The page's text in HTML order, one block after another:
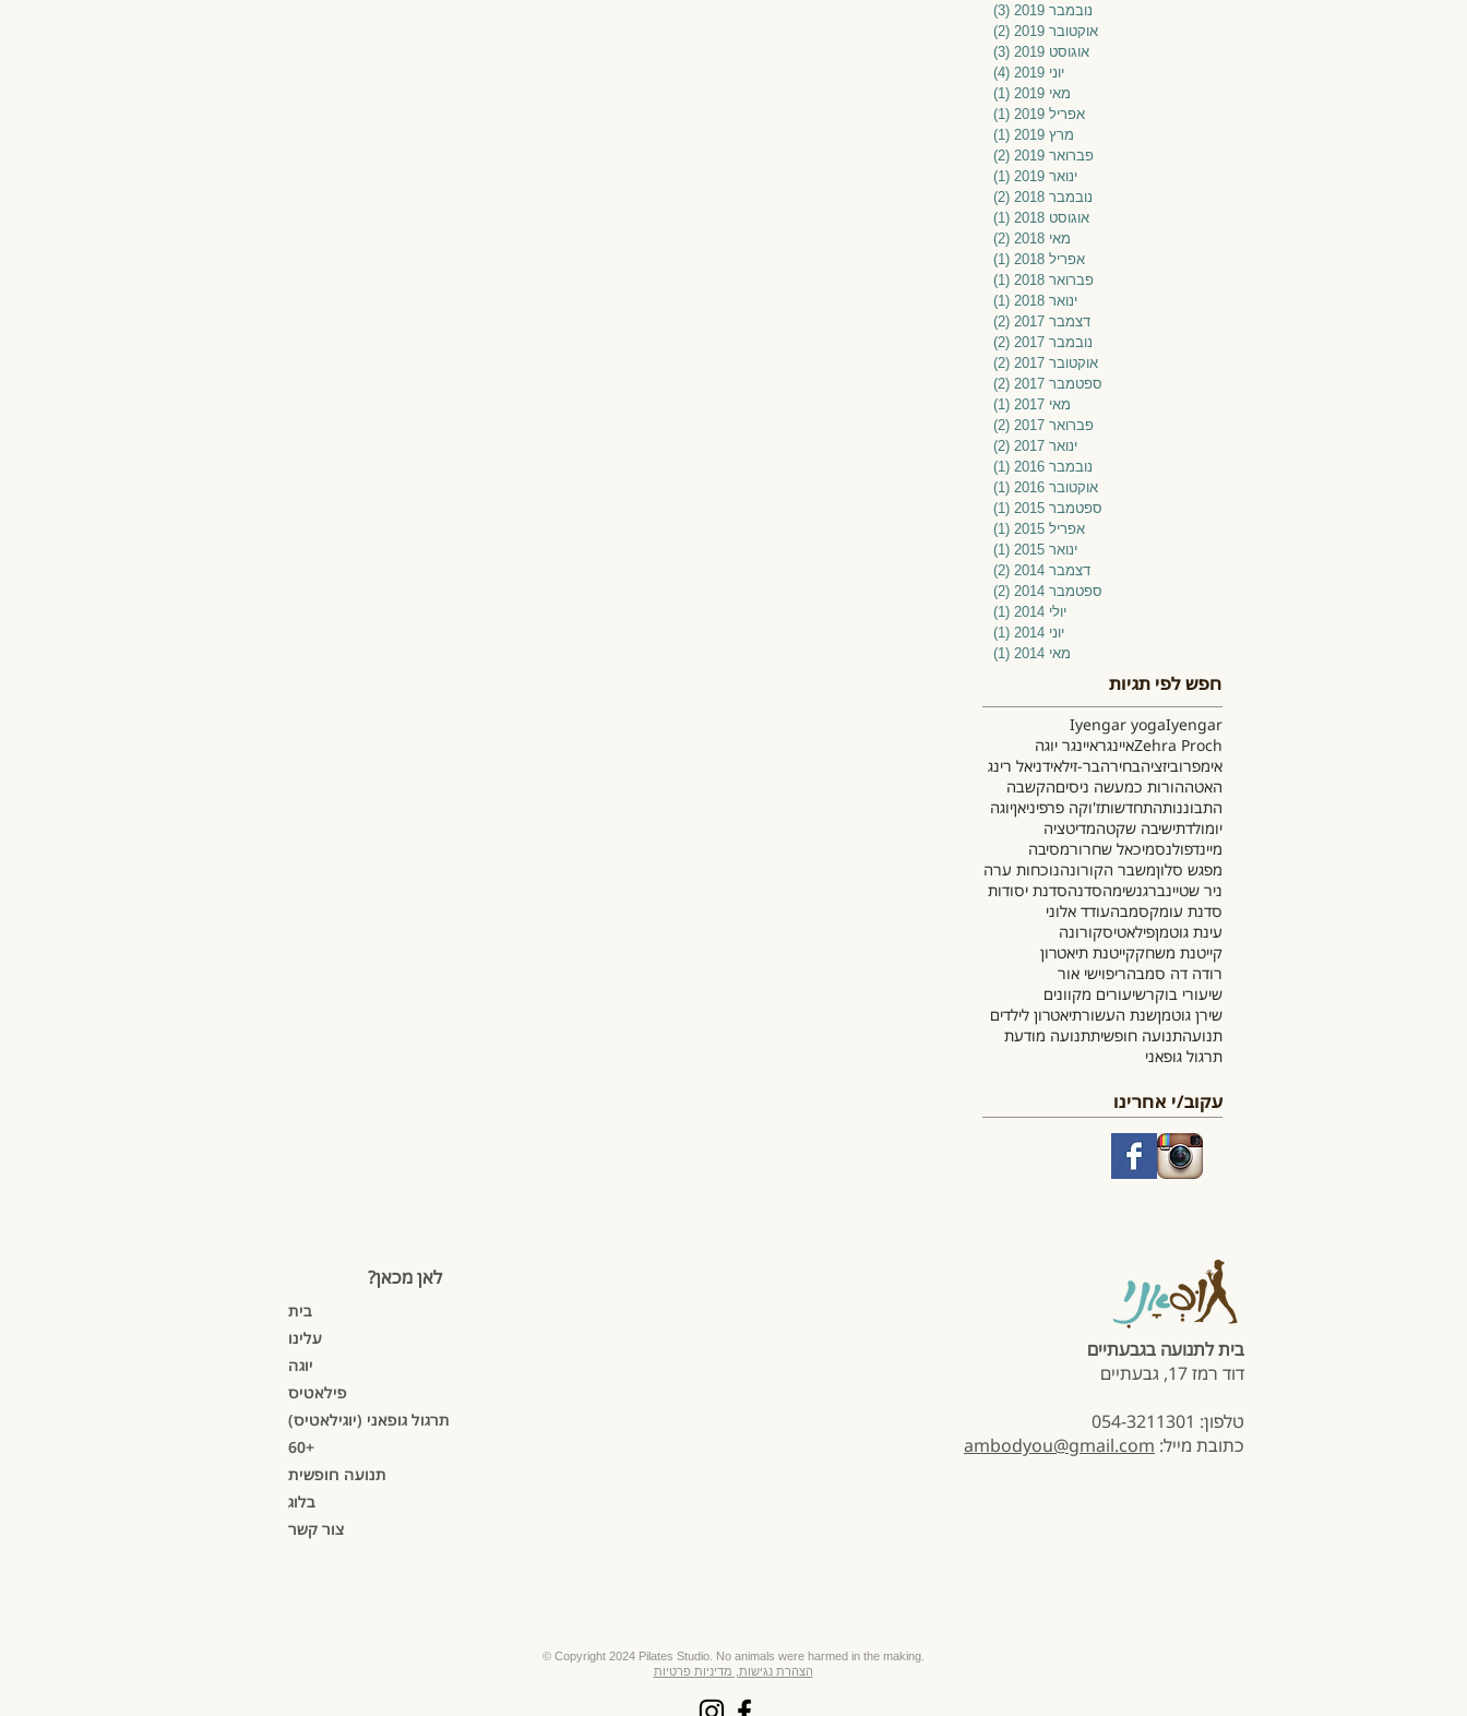
נובמבר 2019
(3)
אוקטובר 2019
(2)
אוגוסט 2019
(3)
יוני 2019
(4)
מאי 2019
(1)
אפריל 2019
(1)
מרץ 2019
(1)
פברואר 2019
(2)
ינואר 2019
(1)
נובמבר 2018
(2)
אוגוסט 2018
(1)
מאי 2018
(2)
אפריל 2018
(1)
פברואר 2018
(1)
ינואר 2018
(1)
דצמבר 2017
(2)
נובמבר 2017
(2)
אוקטובר 2017
(2)
ספטמבר 2017
(2)
מאי 2017
(1)
פברואר 2017
(2)
ינואר 2017
(2)
נובמבר 2016
(1)
אוקטובר 2016
(1)
ספטמבר 2015
(1)
אפריל 2015
(1)
ינואר 2015
(1)
דצמבר 2014
(2)
ספטמבר 2014
(2)
יולי 2014
(1)
יוני 2014
(1)
מאי 2014
(1)
חפש לפי תגיות
Iyengar
Iyengar yoga
Zehra Prochאיינגראיינגר יוגה
אימפרוביזציהבחירהבר-זילאידניאל רינג
האטההורות כמעשה ניסיםהקשבה
התבוננותהתחדשותז'וקה פרפיניאןיוגה
יומולדתישיבה שקטהמדיטציה
מיינדפולנסמיכאל שחרורמסיבה
מפגש סלוןמשבר הקורונהנוכחות ערה
ניר שטיינברגנשימהסדנהסדנת יסודות
סדנת עומקסמבהעודד אלוני
עינת גוטמןפילאטיסקורונה
קייטנת משחקקייטנת תיאטרון
רודה דה סמבהריפוישי אור
שיעורי בוקרשיעורים מקוונים
שירן גוטמןשנת העשורתיאטרון לילדים
תנועהתנועה חופשיתתנועה מודעת
תרגול גופאני
עקוב/י אחרינו
לאן מכאן?
בית
עלינו
יוגה
פילאטיס
תרגול גופאני (יוגילאטיס)
60+
תנועה חופשית
בלוג
צור קשר
בית לתנועה בגבעתיים
דוד רמז 17, גבעתיים
טלפון: 054-3211301
כתובת מייל: ambodyou@gmail.com
​© Copyright 2024 Pilates Studio. No animals were harmed in the making.
הצהרת נגישות, מדיניות פרטיות